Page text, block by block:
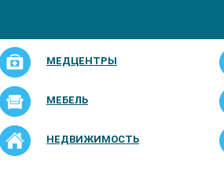
МЕДЦЕНТРЫ
МЕБЕЛЬ
НЕДВИЖИМОСТЬ